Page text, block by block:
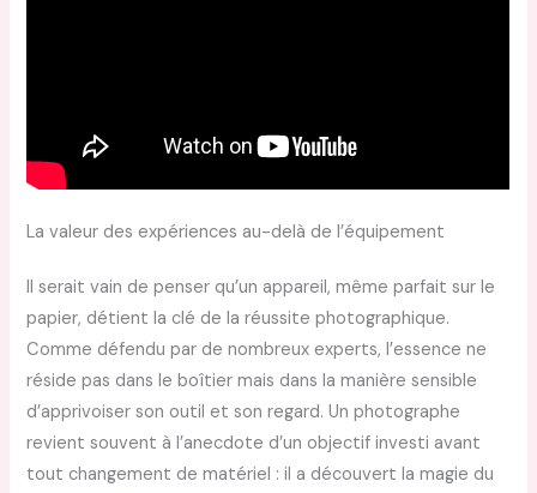
La valeur des expériences au-delà de l’équipement
Il serait vain de penser qu’un appareil, même parfait sur le
papier, détient la clé de la réussite photographique.
Comme défendu par de nombreux experts, l’essence ne
réside pas dans le boîtier mais dans la manière sensible
d’apprivoiser son outil et son regard. Un photographe
revient souvent à l’anecdote d’un objectif investi avant
tout changement de matériel : il a découvert la magie du